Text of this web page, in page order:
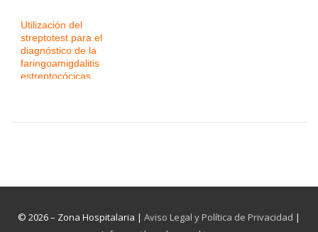
Utilización del
streptotest para el
diagnóstico de la
faringoamigdalitis
estreptocócicas
© 2026 – Zona Hospitalaria | Aviso Legal y Política de Privacidad |